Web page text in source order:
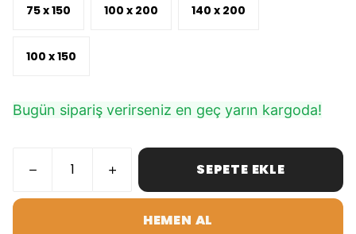
75 x 150 100 x 200 140 x 200
100 x 150
Bugün sipariş verirseniz en geç yarın kargoda!
SEPETE EKLE
HEMEN AL